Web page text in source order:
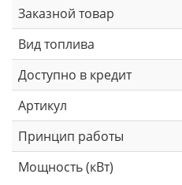
Заказной товар
Вид топлива
Доступно в кредит
Артикул
Принцип работы
Мощность (кВт)